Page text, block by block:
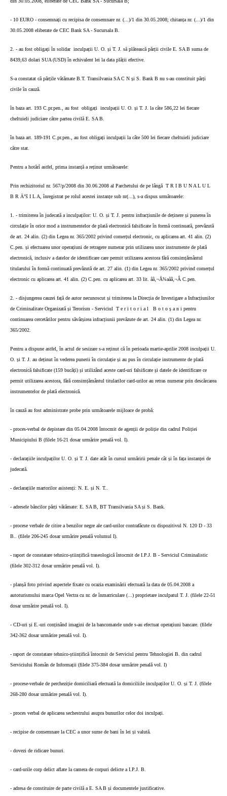
- 10 EURO - consemnați cu recipisa de consemnare nr. (...)/1 din 30.05.2008; chitanța nr. (...)/1 din
30.05.2008 eliberate de CEC Bank SA - Sucursala B.
2. - au fost obligați în solidar inculpații U. O. și T. J. să plătească părții civile E. SA B suma de
8439,63 dolari SUA (USD) în echivalent lei la data plății efective.
S-a constatat că părțile vătămate B.T. Transilvania SA C N și S. Bank B nu s-au constituit părți
civile în cauză.
în baza art. 193 C.pr.pen., au fost obligați
inculpații U. O. și T. J. la câte 586,22 lei fiecare
cheltuieli judiciare către partea civilă E. SA B.
în baza art. 189-191 C.pr.pen., au fost obligați inculpații la câte 500 lei fiecare cheltuieli judiciare
către stat.
Pentru a hotărî astfel, prima instanță a reținut următoarele:
Prin rechizitoriul nr. 567/p/2008 din 30.06.2008 al Parchetului de pe lângă T R I B U N A L U L
B R Ä”š I L A, înregistrat pe rolul acestei instanțe sub nr(...), s-a dispus următoarele:
1. - trimiterea în judecată a inculpaților: U. O. și T. J. pentru infracțiunile de deținere și punerea în
circulație în orice mod a instrumentelor de plată electronică falsificate în formă continuată, prevăzută
de art. 24 alin. (2) din Legea nr. 365/2002 privind comerțul electronic, cu aplicarea art. 41 alin. (2)
C.pen. și efectuarea unor operațiuni de retragere numerar prin utilizarea unor instrumente de plată
electronică, inclusiv a datelor de identificare care permit utilizarea acestora fără consimțământul
titularului în formă continuată prevăzută de art. 27 alin. (1) din Legea nr. 365/2002 privind comerțul
electronic cu aplicarea art. 41 alin. (2) C.pen. cu aplicarea art. 33 lit. ââ‚¬Å¾aââ‚¬Â C.pen.
2. - disjungerea cauzei față de autor necunoscut și trimiterea la Direcția de Investigare a Infracțiunilor
de Criminalitate Organizată și Terorism - Serviciul
T e r i t o r i a l
B o t o ș a n i pentru
continuarea cercetărilor pentru săvârșirea infracțiunii prevăzute de art. 24 alin. (1) din Legea nr.
365/2002.
Pentru a dispune astfel, în actul de sesizare s-a reținut că în perioada martie-aprilie 2008 inculpații U.
O. și T. J. au deținut în vederea punerii în circulație și au pus în circulație instrumente de plată
electronică falsificate (159 bucăți) și utilizând aceste card-uri falsificate și datele de identificare ce
permit utilizarea acestora, fără consimțământul titularilor card-urilor au retras numerar prin descărcarea
instrumentelor de plată electronică.
în cauză au fost administrate probe prin următoarele mijloace de probă:
- proces-verbal de depistare din 05.04.2008 întocmit de agenții de poliție din cadrul Poliției
Municipiului B (filele 16-21 dosar urmărire penală vol. I).
- declarațiile inculpaților U. O. și T. J. date atât în cursul urmăririi penale cât și în fața instanței de
judecată.
- declarațiile martorilor asistenți: N. E. și N. T..
- adresele băncilor părți vătămate: E. SA B, BT Transilvania SA și S. Bank.
- procese verbale de citire a benzilor negre ale card-urilor contrafăcute cu dispozitivul N. 120 D - 33
B.. (filele 206-245 dosar urmărire penală volumul I).
- raport de constatare tehnico-științifică traseologică întocmit de I.P.J. B - Serviciul Criminalistic
(filele 302-312 dosar urmărire penală vol. I).
- planșă foto privind aspectele fixate cu ocazia examinării efectuată la data de 05.04.2008 a
autoturismului marca Opel Vectra cu nr. de înmatriculare (...) proprietare inculpatul T. J. (filele 22-51
dosar urmărire penală vol. I).
- CD-uri și E.-uri conținând imagini de la bancomatele unde s-au efectuat operațiuni bancare. (filele
342-362 dosar urmărire penală vol. I).
- raport de constatare tehnico-științifică întocmit de Serviciul pentru Tehnologiei B. din cadrul
Serviciului Român de Informații (filele 375-384 dosar urmărire penală vol. I)
- procese-verbale de percheziție domiciliară efectuată la domiciliile inculpaților U. O. și T. J. (filele
268-280 dosar urmărire penală vol. I).
- proces verbal de aplicarea sechestrului asupra bunurilor celor doi inculpați.
- recipise de consemnare la CEC a unor sume de bani în lei și valută.
- dovezi de ridicare bunuri.
- card-urile corp delict aflate la camera de corpuri delicte a I.P.J. B.
- adresa de constituire de parte civilă a E. SA B și documentele justificative.